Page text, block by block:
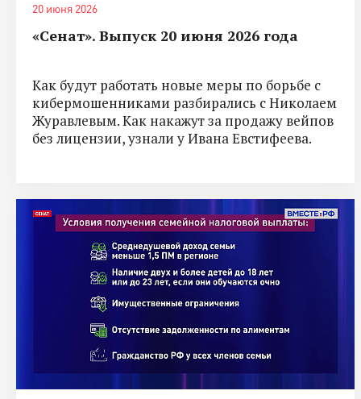
20 июня 2026
«Сенат». Выпуск 20 июня 2026 года
Как будут работать новые меры по борьбе с
кибермошенниками разбирались с Николаем
Журавлевым. Как накажут за продажу вейпов
без лицензии, узнали у Ивана Евстифеева.